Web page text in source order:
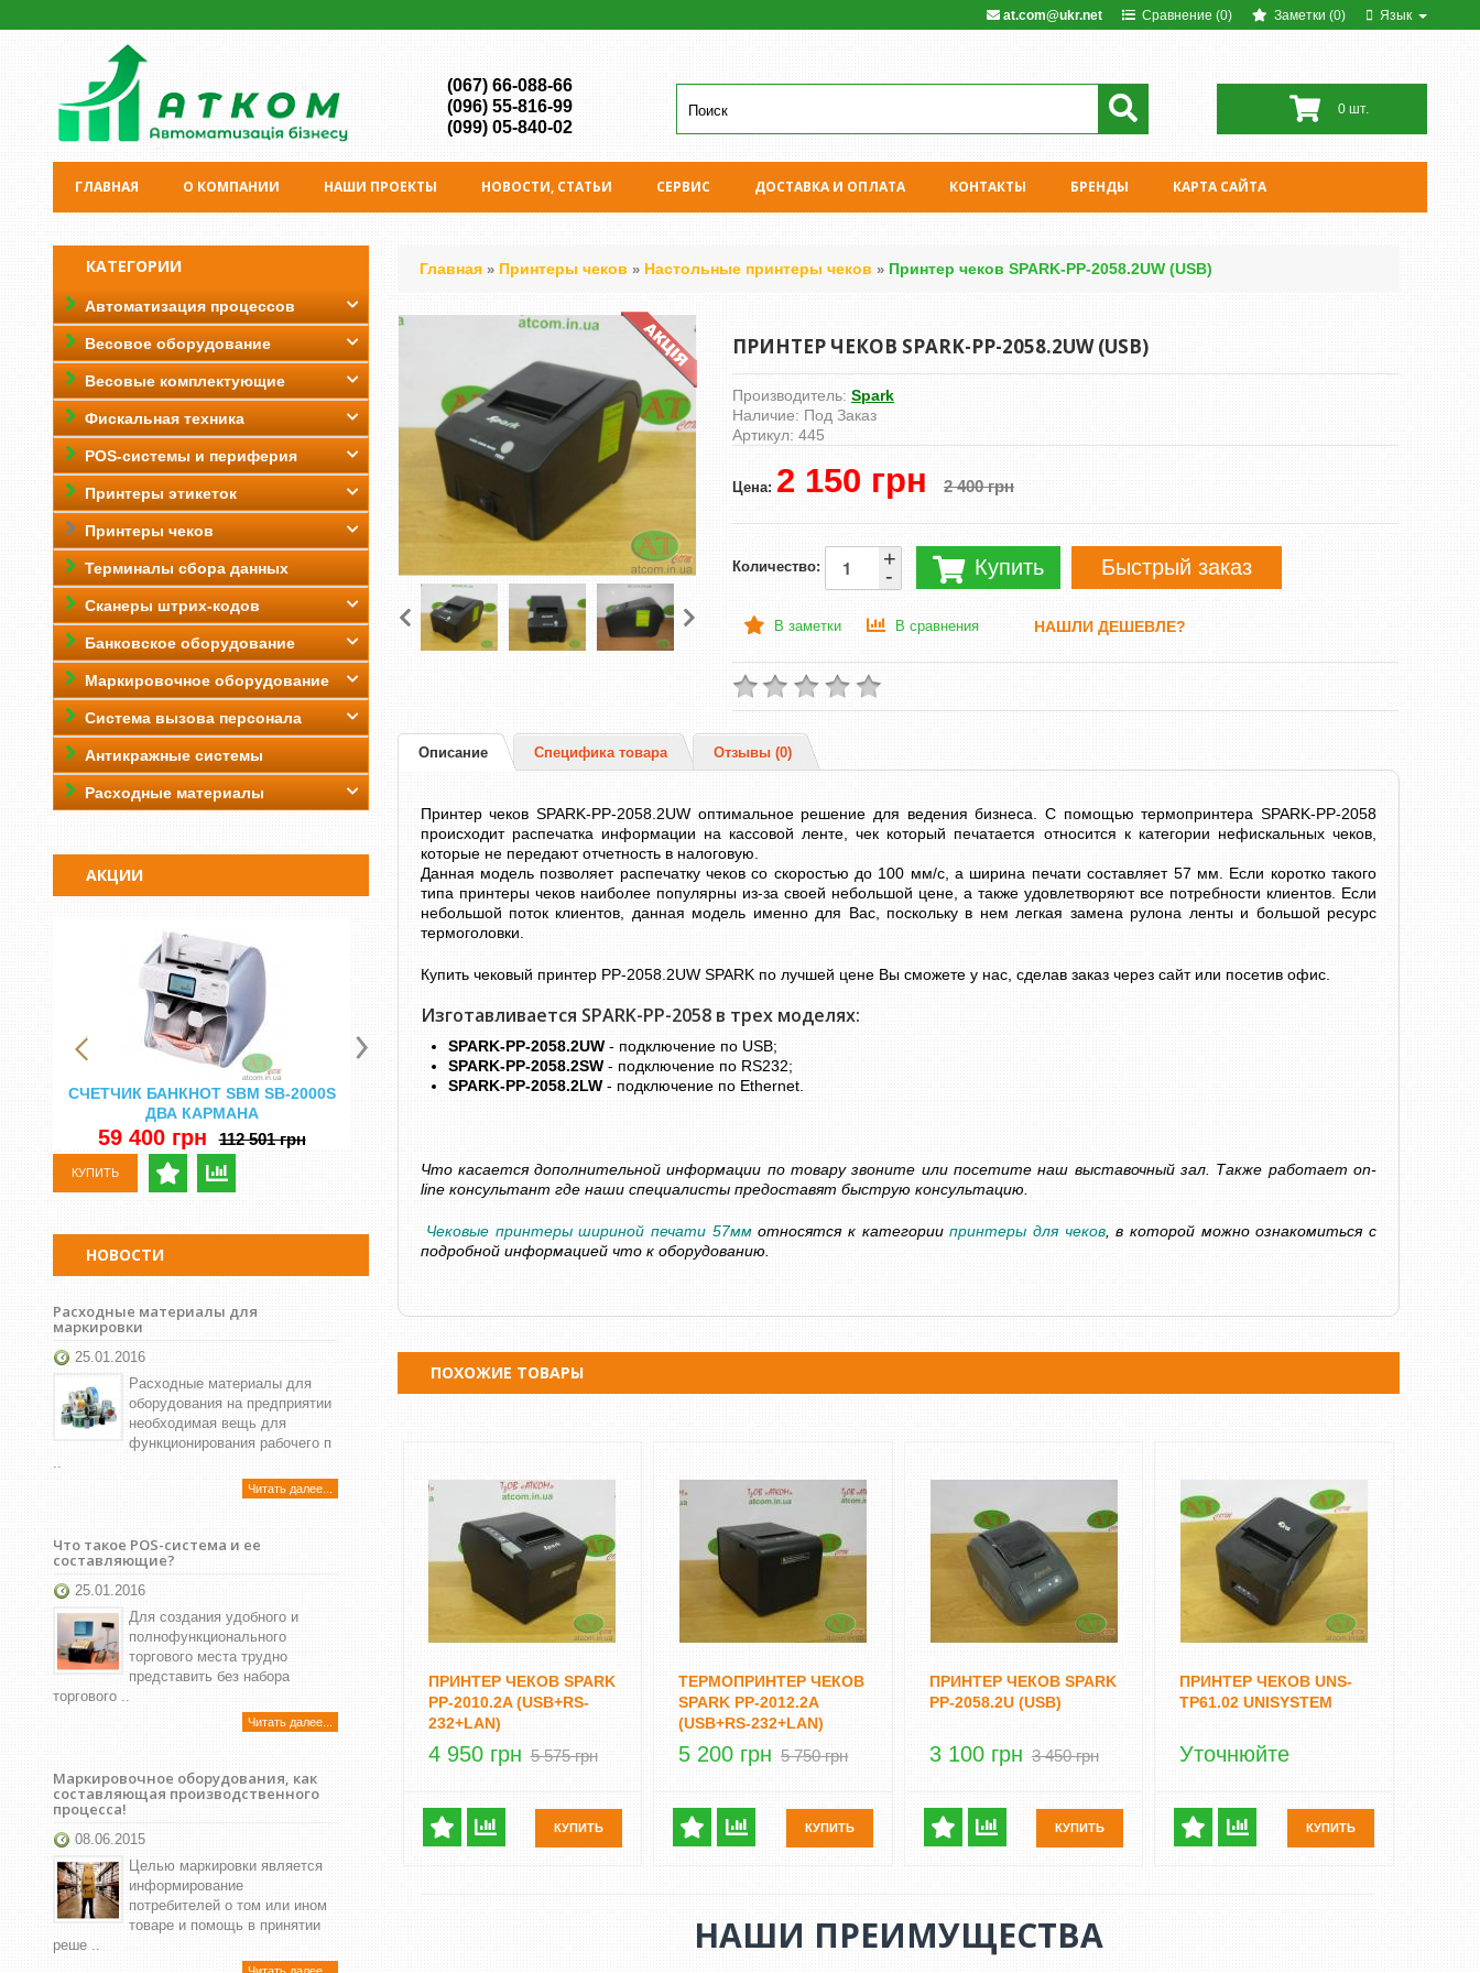
at.com@ukr.net Сравнение (0) Заметки (0) Язык
(067) 66-088-66
(096) 55-816-99
(099) 05-840-02
0 шт.
ГЛАВНАЯ О КОМПАНИИ НАШИ ПРОЕКТЫ НОВОСТИ, СТАТЬИ СЕРВИС ДОСТАВКА И ОПЛАТА КОНТАКТЫ БРЕНДЫ КАРТА САЙТА
КАТЕГОРИИ
Автоматизация процессов
Весовое оборудование
Весовые комплектующие
Фискальная техника
POS-системы и периферия
Принтеры этикеток
Принтеры чеков
Терминалы сбора данных
Сканеры штрих-кодов
Банковское оборудование
Маркировочное оборудование
Система вызова персонала
Антикражные системы
Расходные материалы
АКЦИИ
СЧЕТЧИК БАНКНОТ SBM SB-2000S
ДВА КАРМАНА
59 400 грн 112 501 грн
КУПИТЬ
СЧЕТНАЯ МАШИНКА ДЛЯ ДЕНЕГ
КУПИТЬ
СЧЕТЧИК БАНКНОТ - ДЕТЕКТОР
КУПИТЬ КУПИТЬ
НОВОСТИ
Расходные материалы для
маркировки
25.01.2016
Расходные материалы для
оборудования на предприятии
необходимая вещь для
функционирования рабочего п
..
Читать далее...
Что такое POS-система и ее
составляющие?
25.01.2016
Для создания удобного и
полнофункционального
торгового места трудно
представить без набора
торгового ..
Читать далее...
Маркировочное оборудования, как
составляющая производственного
процесса!
08.06.2015
Целью маркировки является
информирование
потребителей о том или ином
товаре и помощь в принятии
реше ..
Главная» Принтеры чеков » Настольные принтеры чеков » Принтер чеков SPARK-PP-2058.2UW (USB)
ПРИНТЕР ЧЕКОВ SPARK-PP-2058.2UW (USB)
Производитель: Spark
Наличие: Под Заказ
Артикул: 445
Цена: 2 150 грн 2 400 грн
Количество: -
+ Купить Быстрый заказ
В заметки В сравнения НАШЛИ ДЕШЕВЛЕ?
Описание Специфика товара Отзывы (0)
Принтер чеков SPARK-PP-2058.2UW оптимальное решение для ведения бизнеса. С помощью термопринтера SPARK-PP-2058
происходит распечатка информации на кассовой ленте, чек который печатается относится к категории нефискальных чеков,
которые не передают отчетность в налоговую.
Данная модель позволяет распечатку чеков со скоростью до 100 мм/с, а ширина печати составляет 57 мм. Если коротко такого
типа принтеры чеков наиболее популярны из-за своей небольшой цене, а также удовлетворяют все потребности клиентов. Если
небольшой поток клиентов, данная модель именно для Вас, поскольку в нем легкая замена рулона ленты и большой ресурс
термоголовки.
Купить чековый принтер PP-2058.2UW SPARK по лучшей цене Вы сможете у нас, сделав заказ через сайт или посетив офис.
Изготавливается SPARK-PP-2058 в трех моделях:
SPARK-PP-2058.2UW- подключение по USB;
SPARK-PP-2058.2SW- подключение по RS232;
SPARK-PP-2058.2LW- подключение по Ethernet.
Что касается дополнительной информации по товару звоните или посетите наш выставочный зал. Также работает on-
line консультант где наши специалисты предоставят быструю консультацию.
Чековые принтеры шириной печати 57ммотносятся к категориипринтеры для чеков, в которой можно ознакомиться с
подробной информацией что к оборудованию.
ПОХОЖИЕ ТОВАРЫ
ПРИНТЕР ЧЕКОВ SPARK
PP-2010.2A (USB+RS-
232+LAN)
4 950 грн 5 575 грн
КУПИТЬ
ТЕРМОПРИНТЕР ЧЕКОВ
SPARK PP-2012.2A
(USB+RS-232+LAN)
5 200 грн 5 750 грн
КУПИТЬ
ПРИНТЕР ЧЕКОВ SPARK
PP-2058.2U (USB)
3 100 грн 3 450 грн
КУПИТЬ
ПРИНТЕР ЧЕКОВ UNS-
TP61.02 UNISYSTEM
Уточнюйте
КУПИТЬ
НАШИ ПРЕИМУЩЕСТВА